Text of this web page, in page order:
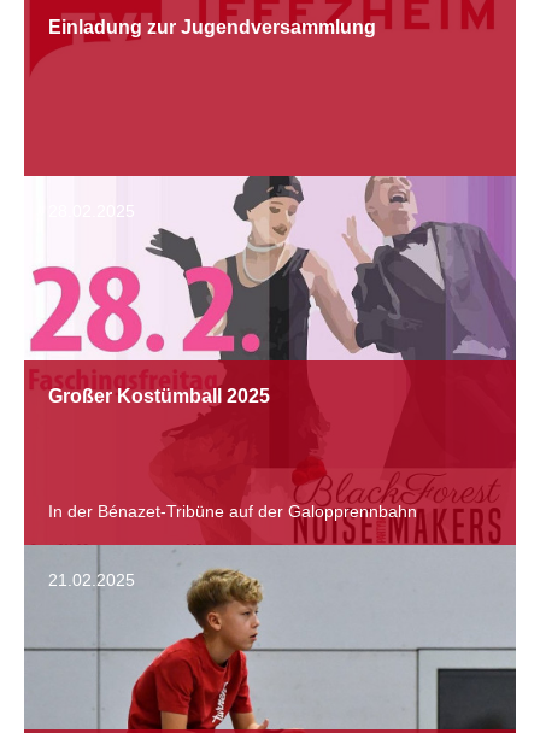
Einladung zur Jugendversammlung
28.02.2025
Großer Kostümball 2025
In der Bénazet-Tribüne auf der Galopprennbahn
21.02.2025